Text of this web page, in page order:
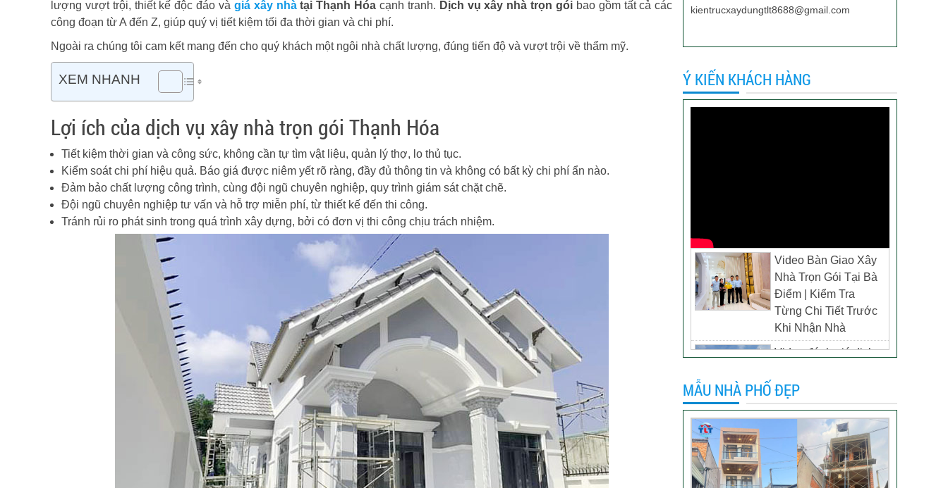
lượng vượt trội, thiết kế độc đáo và giá xây nhàtại Thạnh Hóa cạnh tranh. Dịch vụ xây nhà trọn gói bao gồm tất cả các
công đoạn từ A đến Z, giúp quý vị tiết kiệm tối đa thời gian và chi phí.
Ngoài ra chúng tôi cam kết mang đến cho quý khách một ngôi nhà chất lượng, đúng tiến độ và vượt trội về thẩm mỹ.
XEM NHANH
Lợi ích của dịch vụ xây nhà trọn gói Thạnh Hóa
Tiết kiệm thời gian và công sức, không cần tự tìm vật liệu, quản lý thợ, lo thủ tục.
Kiểm soát chi phí hiệu quả. Báo giá được niêm yết rõ ràng, đầy đủ thông tin và không có bất kỳ chi phí ẩn nào.
Đảm bảo chất lượng công trình, cùng đội ngũ chuyên nghiệp, quy trình giám sát chặt chẽ.
Đội ngũ chuyên nghiệp tư vấn và hỗ trợ miễn phí, từ thiết kế đến thi công.
Tránh rủi ro phát sinh trong quá trình xây dựng, bởi có đơn vị thi công chịu trách nhiệm.
kientrucxaydungtlt8688@gmail.com
Ý KIẾN KHÁCH HÀNG
Video Bàn Giao Xây
Nhà Trọn Gói Tại Bà
Điểm | Kiểm Tra
Từng Chi Tiết Trước
Khi Nhận Nhà
Video đánh giá dịch
Tân Uyên, Bình
Dương – Chủ đầu tư
anh Thương
Khách hàng đánh giá
dịch vụ xây dựng của
MẪU NHÀ PHỐ ĐẸP